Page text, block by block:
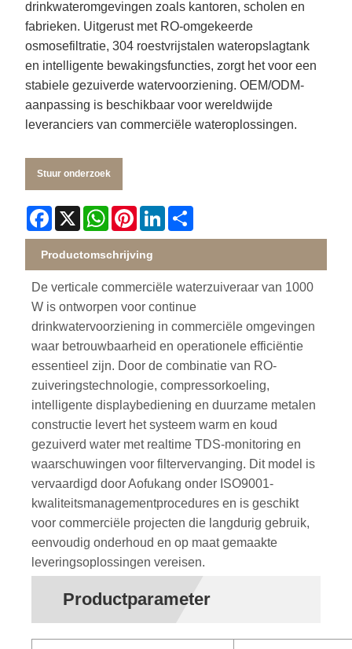
drinkwateromgevingen zoals kantoren, scholen en
fabrieken. Uitgerust met RO-omgekeerde
osmosefiltratie, 304 roestvrijstalen wateropslagtank
en intelligente bewakingsfuncties, zorgt het voor een
stabiele gezuiverde watervoorziening. OEM/ODM-
aanpassing is beschikbaar voor wereldwijde
leveranciers van commerciële wateroplossingen.
Stuur onderzoek
Facebook
X WhatsApp
PinterestLinkedIn
Productomschrijving
De verticale commerciële waterzuiveraar van 1000
W is ontworpen voor continue
drinkwatervoorziening in commerciële omgevingen
waar betrouwbaarheid en operationele efficiëntie
essentieel zijn. Door de combinatie van RO-
zuiveringstechnologie, compressorkoeling,
intelligente displaybediening en duurzame metalen
constructie levert het systeem warm en koud
gezuiverd water met realtime TDS-monitoring en
waarschuwingen voor filtervervanging. Dit model is
vervaardigd door Aofukang onder ISO9001-
kwaliteitsmanagementprocedures en is geschikt
voor commerciële projecten die langdurig gebruik,
eenvoudig onderhoud en op maat gemaakte
leveringsoplossingen vereisen.
Productparameter